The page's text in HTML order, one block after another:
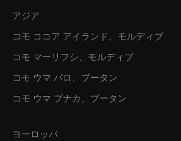
アジア
コモ ココア アイランド、モルディブ
コモ マーリフシ、モルディブ
コモ ウマ パロ、ブータン
コモ ウマ プナカ、ブータン
ヨーロッパ